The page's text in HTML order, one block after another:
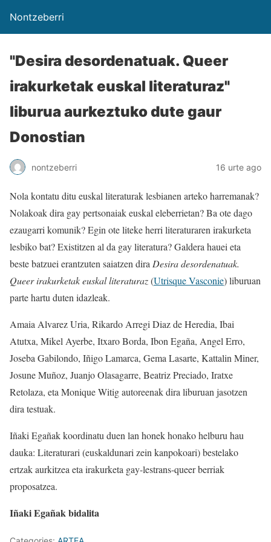
Nontzeberri
"Desira desordenatuak. Queer
irakurketak euskal literaturaz"
liburua aurkeztuko dute gaur
Donostian
nontzeberri 16 urte ago
Nola kontatu ditu euskal literaturak lesbianen arteko harremanak?
Nolakoak dira gay pertsonaiak euskal eleberrietan? Ba ote dago
ezaugarri komunik? Egin ote liteke herri literaturaren irakurketa
lesbiko bat? Existitzen al da gay literatura? Galdera hauei eta
beste batzuei erantzuten saiatzen dira Desira desordenatuak.
Queer irakurketak euskal literaturaz(Utrisque Vasconie) liburuan
parte hartu duten idazleak.
Amaia Alvarez Uria, Rikardo Arregi Diaz de Heredia, Ibai
Atutxa, Mikel Ayerbe, Itxaro Borda, Ibon Egaña, Angel Erro,
Joseba Gabilondo, Iñigo Lamarca, Gema Lasarte, Kattalin Miner,
Josune Muñoz, Juanjo Olasagarre, Beatriz Preciado, Iratxe
Retolaza, eta Monique Witig autoreenak dira liburuan jasotzen
dira testuak.
Iñaki Egañak koordinatu duen lan honek honako helburu hau
dauka: Literaturari (euskaldunari zein kanpokoari) bestelako
ertzak aurkitzea eta irakurketa gay-lestrans-queer berriak
proposatzea.
Iñaki Egañak bidalita